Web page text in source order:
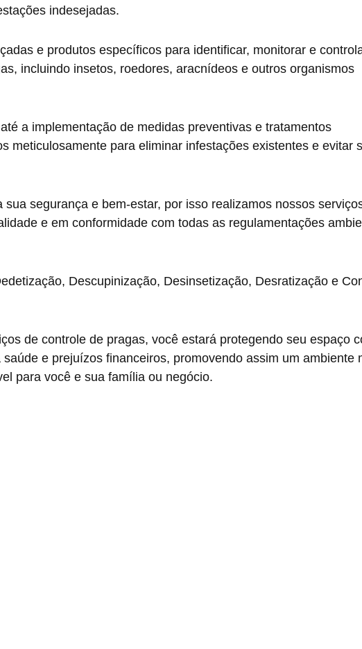
indesejadas.
e produtos específicos para identificar, monitorar e
incluindo insetos, roedores, aracnídeos e outros organismos
a implementação de medidas preventivas e tratamentos
meticulosamente para eliminar infestações existentes e evitar
sua segurança e bem-estar, por isso realizamos nossos
e em conformidade com todas as regulamentações
Descupinização, Desinsetização, Desratização e
de controle de pragas, você estará protegendo seu espaço
e prejuízos financeiros, promovendo assim um ambiente
para você e sua família ou negócio.